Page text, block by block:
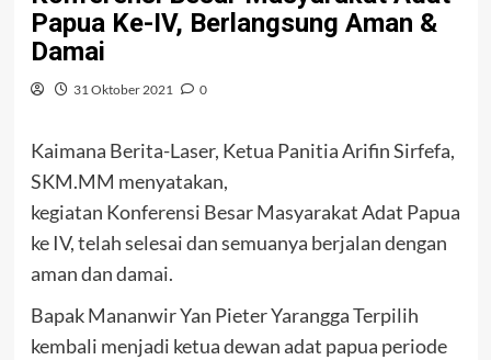
Papua Ke-IV, Berlangsung Aman &
Damai
31 Oktober 2021 0
Kaimana Berita-Laser, Ketua Panitia Arifin Sirfefa,
SKM.MM menyatakan,
kegiatan Konferensi Besar Masyarakat Adat Papua
ke IV, telah selesai dan semuanya berjalan dengan
aman dan damai.
Bapak Mananwir Yan Pieter Yarangga Terpilih
kembali menjadi ketua dewan adat papua periode